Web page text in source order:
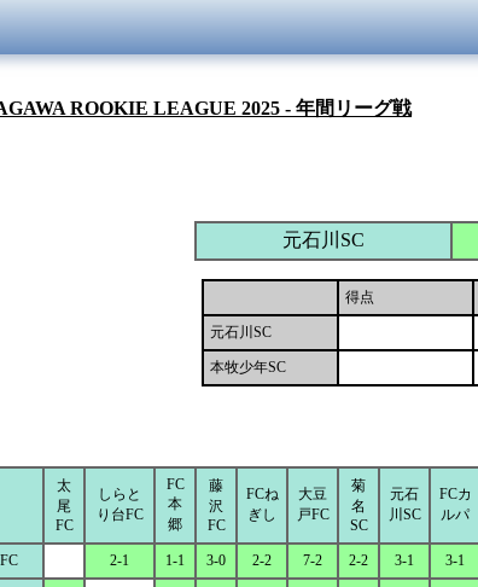
ROOKIE LEAGUE 2025 - 年間リーグ戦
元石川SC
得点
元石川SC
本牧少年SC
太
尾
FC
しらと
り台FC
FC
本
郷
藤
沢
FC
FCね
ぎし
大豆
戸FC
菊
名
SC
元石
川SC
FCカ
ルパ
2-1 1-1 3-0 2-2 7-2 2-2 3-1 3-1